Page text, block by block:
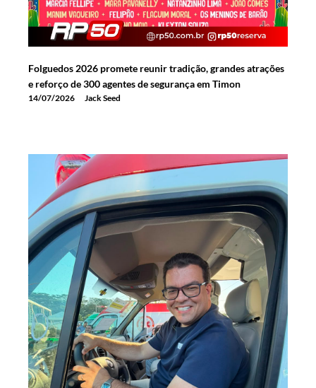
Folguedos 2026 promete reunir tradição, grandes atrações
e reforço de 300 agentes de segurança em Timon
14/07/2026 Jack Seed